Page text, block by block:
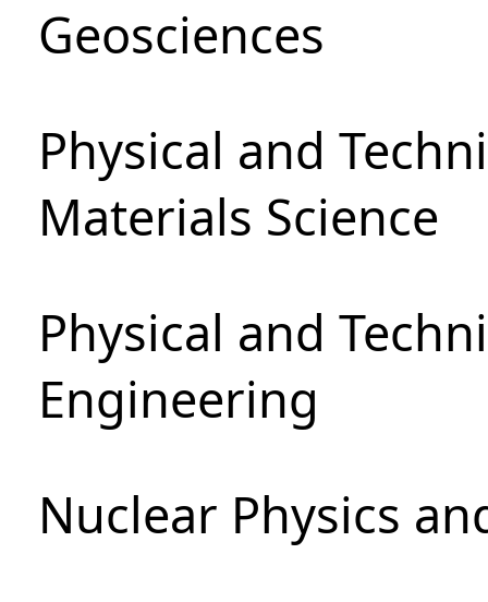
Geosciences
Physical and
Materials Science
Physical and
Engineering
Nuclear Physics